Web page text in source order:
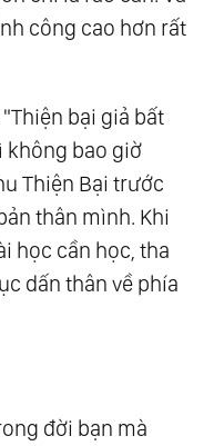
công cao hơn rất
bại giả bất
không bao giờ
Thiện Bại trước
thân mình. Khi
học cần học, tha
dấn thân về phía
đời bạn mà